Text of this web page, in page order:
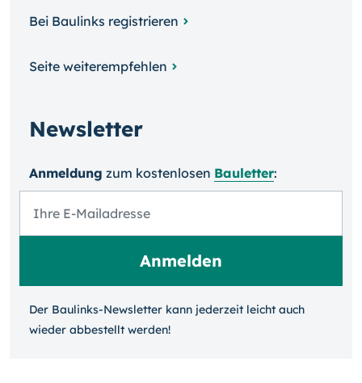
Bei Baulinks registrieren
Seite weiterempfehlen
Newsletter
Anmeldung zum kosten­losen Bauletter:
Der Baulinks-Newsletter kann jeder­zeit leicht auch
wieder ab­bestellt werden!